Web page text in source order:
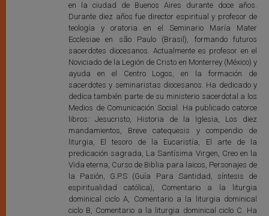
en la ciudad de Buenos Aires durante doce años.
Durante diez años fue director espiritual y profesor de
teología y oratoria en el Seminario María Mater
Ecclesiae en são Paulo (Brasil), formando futuros
sacerdotes diocesanos. Actualmente es profesor en el
Noviciado de la Legión de Cristo en Monterrey (México) y
ayuda en el Centro Logos, en la formación de
sacerdotes y seminaristas diocesanos. Ha dedicado y
dedica también parte de su ministerio sacerdotal a los
Medios de Comunicación Social. Ha publicado catorce
libros: Jesucristo, Historia de la Iglesia, Los diez
mandamientos, Breve catequesis y compendio de
liturgia, El tesoro de la Eucaristía, El arte de la
predicación sagrada, La Santísima Virgen, Creo en la
Vida eterna, Curso de Biblia para laicos, Personajes de
la Pasión, G.P.S (Guía Para Santidad, síntesis de
espiritualidad católica), Comentario a la liturgia
dominical ciclo A, Comentario a la liturgia dominical
ciclo B, Comentario a la liturgia dominical ciclo C. Ha